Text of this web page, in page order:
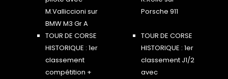
M.Valliccioni sur
BMW M3 Gr A
Porsche 911
TOUR DE CORSE
HISTORIQUE : 1er
classement
compétition +
TOUR DE CORSE
HISTORIQUE : 1er
classement J1/2
avec